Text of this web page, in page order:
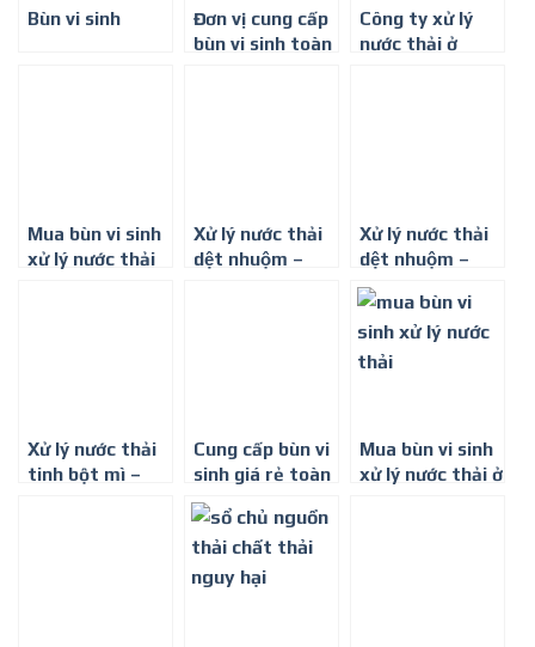
Bùn vi sinh
Đơn vị cung cấp
bùn vi sinh toàn
Công ty xử lý
nước thải ở
Mua bùn vi sinh
xử lý nước thải
Xử lý nước thải
dệt nhuộm –
Xử lý nước thải
dệt nhuộm –
Phần 2
Xử lý nước thải
tinh bột mì –
Cung cấp bùn vi
sinh giá rẻ toàn
miền Bắc
Mua bùn vi sinh
xử lý nước thải ở